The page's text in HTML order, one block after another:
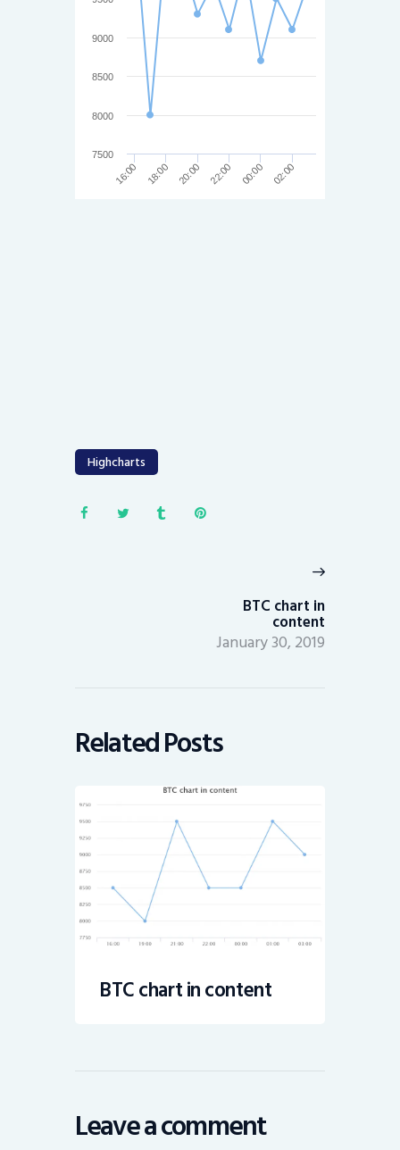
16:00 18:00 20:00 22:00 00:00 02:00
7500
8000
8500
9000
Highcharts
BTC chart in
content
January 30, 2019
Related Posts
BTC chart in content
Leave a comment